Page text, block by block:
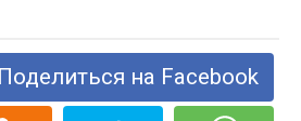
Поделиться на Facebook